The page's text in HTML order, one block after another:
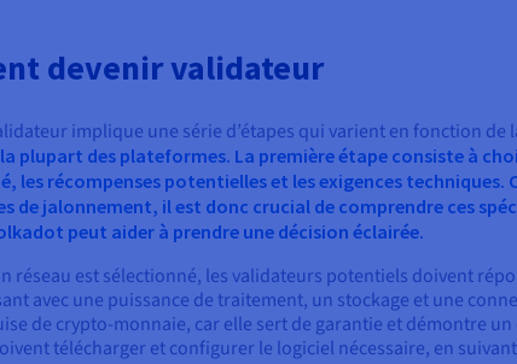
devenir validateur
implique une série d’étapes qui varient en fonction de
plupart des plateformes. La première étape consiste à
les récompenses potentielles et les exigences techniques.
de jalonnement, il est donc crucial de comprendre ces
peut aider à prendre une décision éclairée.
réseau est sélectionné, les validateurs potentiels doivent
avec une puissance de traitement, un stockage et une
de crypto-monnaie, car elle sert de garantie et démontre
télécharger et configurer le logiciel nécessaire, en